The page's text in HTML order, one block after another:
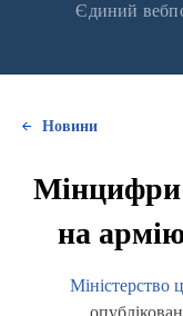
Єдиний
Новини
на
Міністерство